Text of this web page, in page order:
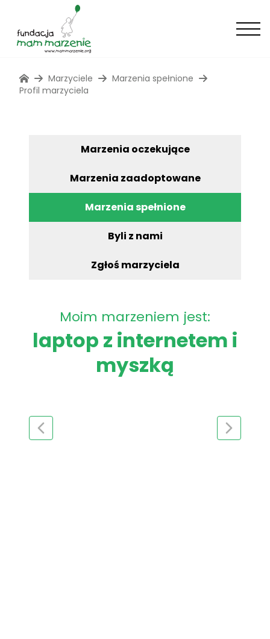
Marzyciele
Marzenia spełnione
Profil marzyciela
Marzenia oczekujące
Marzenia zaadoptowane
Marzenia spełnione
Byli z nami
Zgłoś marzyciela
Moim marzeniem jest:
laptop z internetem i
myszką